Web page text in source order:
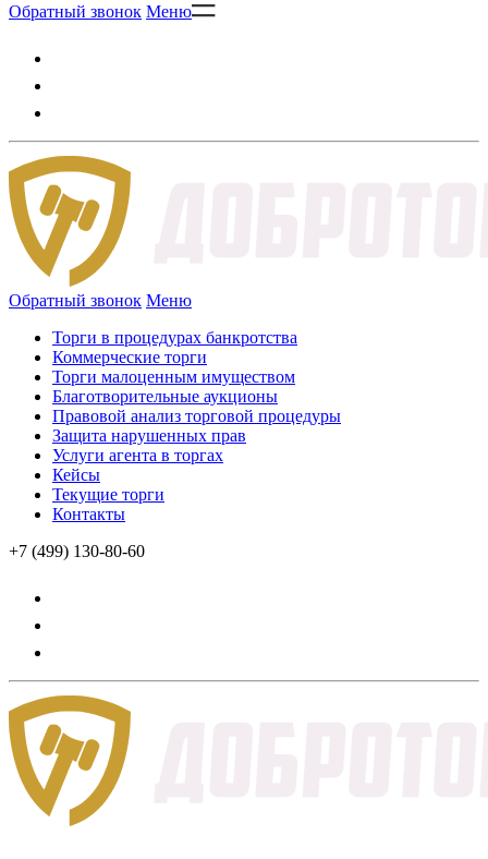
Обратный звонок Меню
Обратный звонок Меню
Торги в процедурах банкротства
Коммерческие торги
Торги малоценным имуществом
Благотворительные аукционы
Правовой анализ торговой процедуры
Защита нарушенных прав
Услуги агента в торгах
Кейсы
Текущие торги
Контакты
+7 (499) 130-80-60